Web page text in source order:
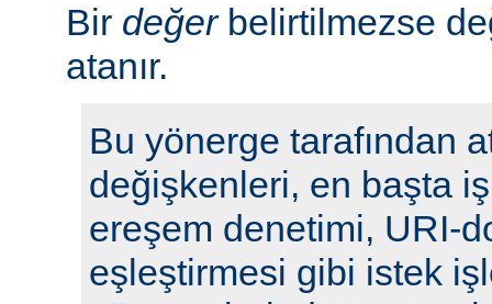
Bir değerbelirtilmezse
atanır.
Bu yönerge tarafından
değişkenleri, en başta
ereşem denetimi, URI-
eşleştirmesi gibi istek